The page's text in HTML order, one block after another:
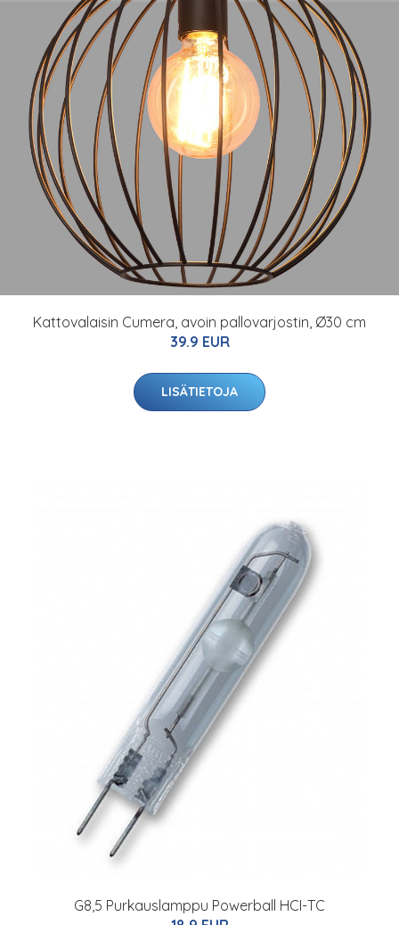
Kattovalaisin Cumera, avoin pallovarjostin, Ø30 cm
39.9 EUR
LISÄTIETOJA
G8,5 Purkauslamppu Powerball HCI-TC